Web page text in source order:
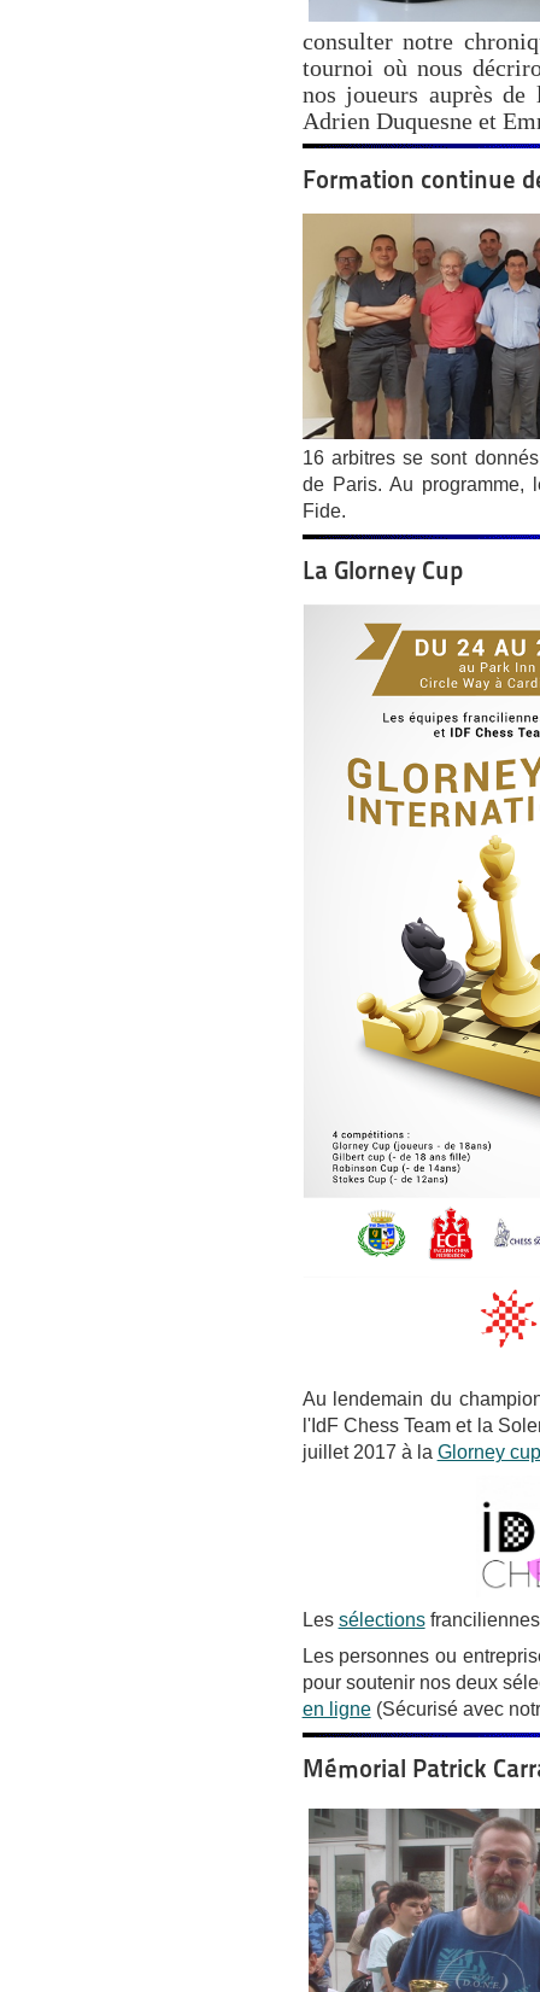
consulter notre
tournoi où nous
nos joueurs auprès
Adrien Duquesne et
Formation continue
16 arbitres se sont
de Paris. Au programme,
Fide.
La Glorney Cup
Au lendemain du
l'IdF Chess Team et la
juillet 2017 à la Glorney cup
Les sélections
Les personnes ou
pour soutenir nos deux
en ligne(Sécurisé avec
Mémorial Patrick